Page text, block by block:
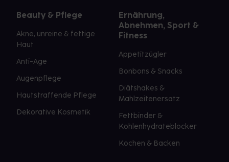
Beauty & Pflege
Akne, unreine & fettige
Haut
Anti-Age
Augenpflege
Hautstraffende Pflege
Dekorative Kosmetik
Ernährung,
Abnehmen, Sport &
Fitness
Appetitzügler
Bonbons & Snacks
Diätshakes &
Mahlzeitenersatz
Fettbinder &
Kohlenhydrateblocker
Kochen & Backen